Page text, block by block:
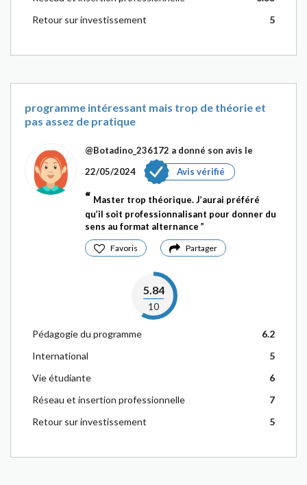
Retour sur investissement
5
programme intéressant mais trop de théorie et
pas assez de pratique
@Botadino_236172 a donné son avis le
22/05/2024
Avis vérifié
Master trop théorique. J’aurai préféré
qu’il soit professionnalisant pour donner du
sens au format alternance
Favoris Partager
5.84
10
Pédagogie du programme
6.2
International
5
Vie étudiante
6
Réseau et insertion professionnelle
7
Retour sur investissement
5